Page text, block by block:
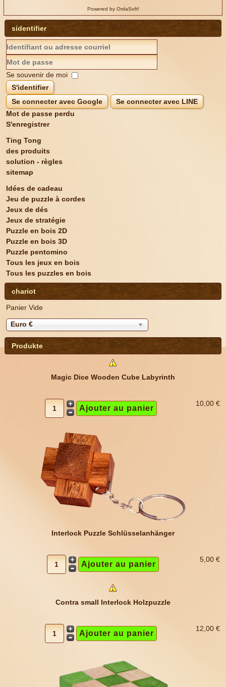
Powered by OrdaSoft!
sidentifier
Se souvenir de moi
S'identifier
Se connecter avec Google
Se connecter avec LINE
Mot de passe perdu
S'enregistrer
Ting Tong
des produits
solution - règles
sitemap
Idées de cadeau
Jeu de puzzle à cordes
Jeux de dés
Jeux de stratégie
Puzzle en bois 2D
Puzzle en bois 3D
Puzzle pentomino
Tous les jeux en bois
Tous les puzzles en bois
chariot
Panier Vide
Euro €
Produkte
Magic Dice Wooden Cube Labyrinth
10,00 €
Interlock Puzzle Schlüsselanhänger
5,00 €
Contra small Interlock Holzpuzzle
12,00 €